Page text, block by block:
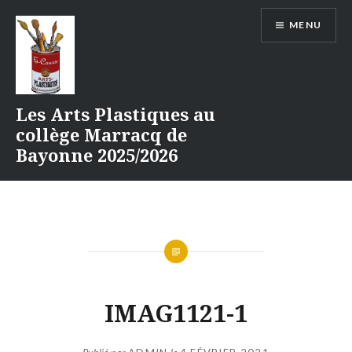
contenu
Les Arts Plastiques au
collège Marracq de
Bayonne 2025/2026
MENU
IMAG1121-1